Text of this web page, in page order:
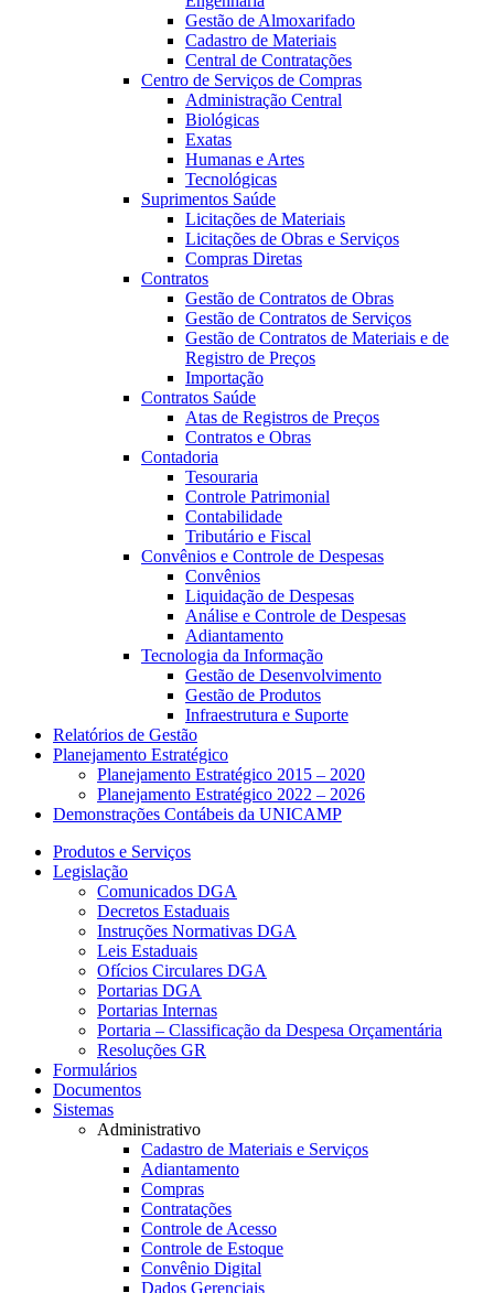
Gestão de Almoxarifado
Cadastro de Materiais
Central de Contratações
Centro de Serviços de Compras
Administração Central
Biológicas
Exatas
Humanas e Artes
Tecnológicas
Suprimentos Saúde
Licitações de Materiais
Licitações de Obras e Serviços
Compras Diretas
Contratos
Gestão de Contratos de Obras
Gestão de Contratos de Serviços
Gestão de Contratos de Materiais e de
Registro de Preços
Importação
Contratos Saúde
Atas de Registros de Preços
Contratos e Obras
Contadoria
Tesouraria
Controle Patrimonial
Contabilidade
Tributário e Fiscal
Convênios e Controle de Despesas
Convênios
Liquidação de Despesas
Análise e Controle de Despesas
Adiantamento
Tecnologia da Informação
Gestão de Desenvolvimento
Gestão de Produtos
Infraestrutura e Suporte
Relatórios de Gestão
Planejamento Estratégico
Planejamento Estratégico 2015 – 2020
Planejamento Estratégico 2022 – 2026
Demonstrações Contábeis da UNICAMP
Produtos e Serviços
Legislação
Comunicados DGA
Decretos Estaduais
Instruções Normativas DGA
Leis Estaduais
Ofícios Circulares DGA
Portarias DGA
Portarias Internas
Portaria – Classificação da Despesa Orçamentária
Resoluções GR
Formulários
Documentos
Sistemas
Administrativo
Cadastro de Materiais e Serviços
Adiantamento
Compras
Contratações
Controle de Acesso
Controle de Estoque
Convênio Digital
Dados Gerenciais